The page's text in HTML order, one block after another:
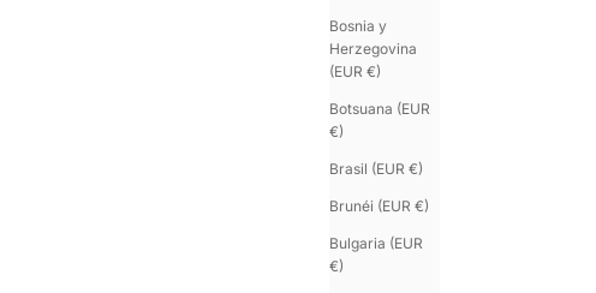
Bosnia y
Herzegovina
(EUR €)
Botsuana (EUR
€)
Brasil (EUR €)
Brunéi (EUR €)
Bulgaria (EUR
€)
Brazalete mujer oro rosa 18K